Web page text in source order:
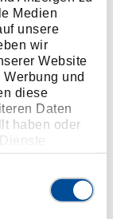
Medien
unsere
wir
Website
und
diese
Daten
haben oder
4010886632000